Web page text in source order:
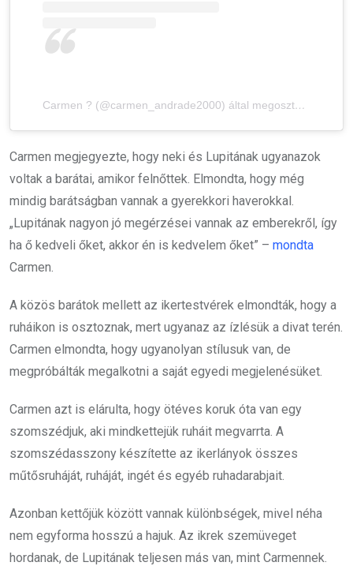
Carmen ? (@carmen_andrade2000) által megosztott bejegyzés
Carmen megjegyezte, hogy neki és Lupitának ugyanazok
voltak a barátai, amikor felnőttek. Elmondta, hogy még
mindig barátságban vannak a gyerekkori haverokkal.
„Lupitának nagyon jó megérzései vannak az emberekről, így
ha ő kedveli őket, akkor én is kedvelem őket” – mondta
Carmen.
A közös barátok mellett az ikertestvérek elmondták, hogy a
ruháikon is osztoznak, mert ugyanaz az ízlésük a divat terén.
Carmen elmondta, hogy ugyanolyan stílusuk van, de
megpróbálták megalkotni a saját egyedi megjelenésüket.
Carmen azt is elárulta, hogy ötéves koruk óta van egy
szomszédjuk, aki mindkettejük ruháit megvarrta. A
szomszédasszony készítette az ikerlányok összes
műtősruháját, ruháját, ingét és egyéb ruhadarabjait.
Azonban kettőjük között vannak különbségek, mivel néha
nem egyforma hosszú a hajuk. Az ikrek szemüveget
hordanak, de Lupitának teljesen más van, mint Carmennek.